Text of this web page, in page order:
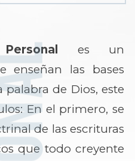
es un
enseñan las bases
de Dios, este
En el primero, se
de las escrituras
que todo creyente